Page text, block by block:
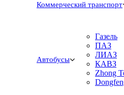
Коммерческий транспорт
Автобусы
Газель
ПАЗ
ЛИАЗ
КАВЗ
Zhong